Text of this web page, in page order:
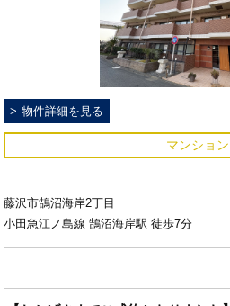
物件詳細を見る
マンション
藤沢市鵠沼海岸2丁目
小田急江ノ島線 鵠沼海岸駅 徒歩7分